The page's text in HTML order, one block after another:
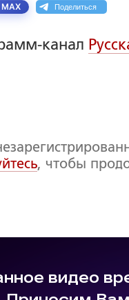
Поделиться
канал
, чтобы